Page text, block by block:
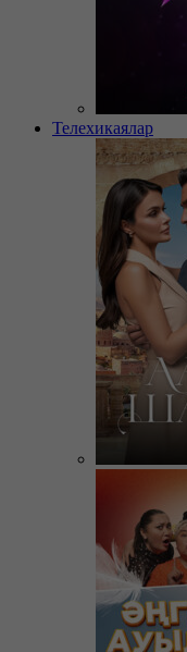
Телехикаялар